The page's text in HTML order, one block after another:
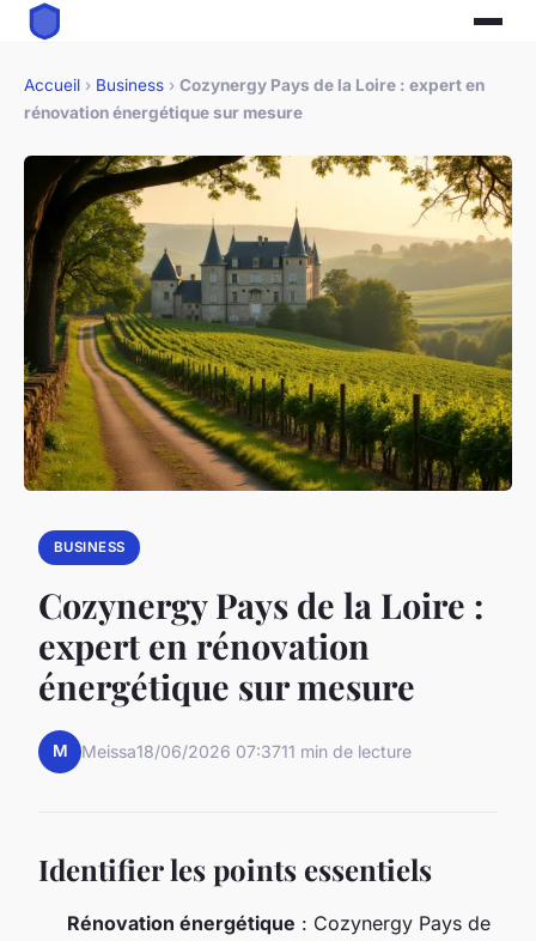
Accueil › Business › Cozynergy Pays de la Loire : expert en
rénovation énergétique sur mesure
BUSINESS
Cozynergy Pays de la Loire :
expert en rénovation
énergétique sur mesure
M Meissa18/06/2026 07:3711 min de lecture
Identifier les points essentiels
Rénovation énergétique : Cozynergy Pays de